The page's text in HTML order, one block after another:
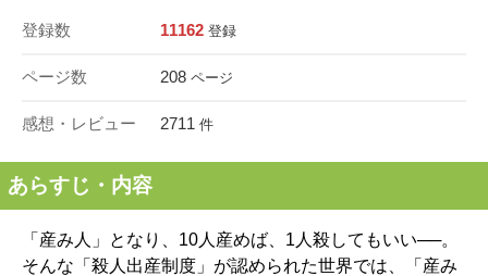
登録数 11162 登録
ページ数 208 ページ
感想・レビュー 2711 件
あらすじ・内容
「産み人」となり、10人産めば、1人殺してもいい──。
そんな「殺人出産制度」が認められた世界では、「産み